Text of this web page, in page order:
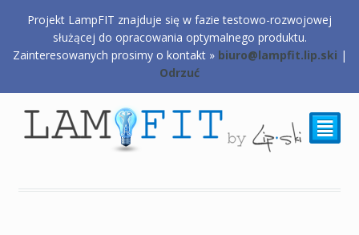
0,00 zł
²
Projekt LampFIT znajduje się w fazie testowo-rozwojowej
służącej do opracowania optymalnego produktu.
Zainteresowanych prosimy o kontakt » biuro@lampfit.lip.ski |
Odrzuć